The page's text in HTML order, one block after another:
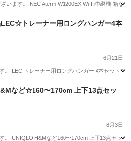
います。 NEC Aterm W1200EX Wi-Fi中継機 箱な
駅 電話、ＦＡＸ Aterm
トレーナー用ロングハンガー4本
6月21日
。 LEC トレーナー用ロングハンガー 4本セット
洗濯用品
など☆160〜170cm 上下13点セッ
8月3日
す。 UNIQLO H&Mなど160〜170cm 上下13点